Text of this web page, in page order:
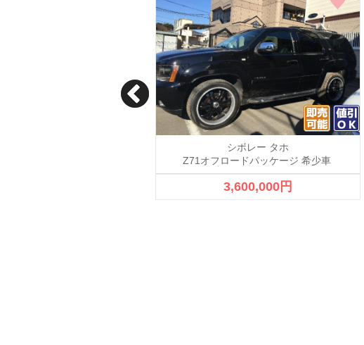
シボレー タホ
Z71オフロードパッケージ 希少車
3,600,000円